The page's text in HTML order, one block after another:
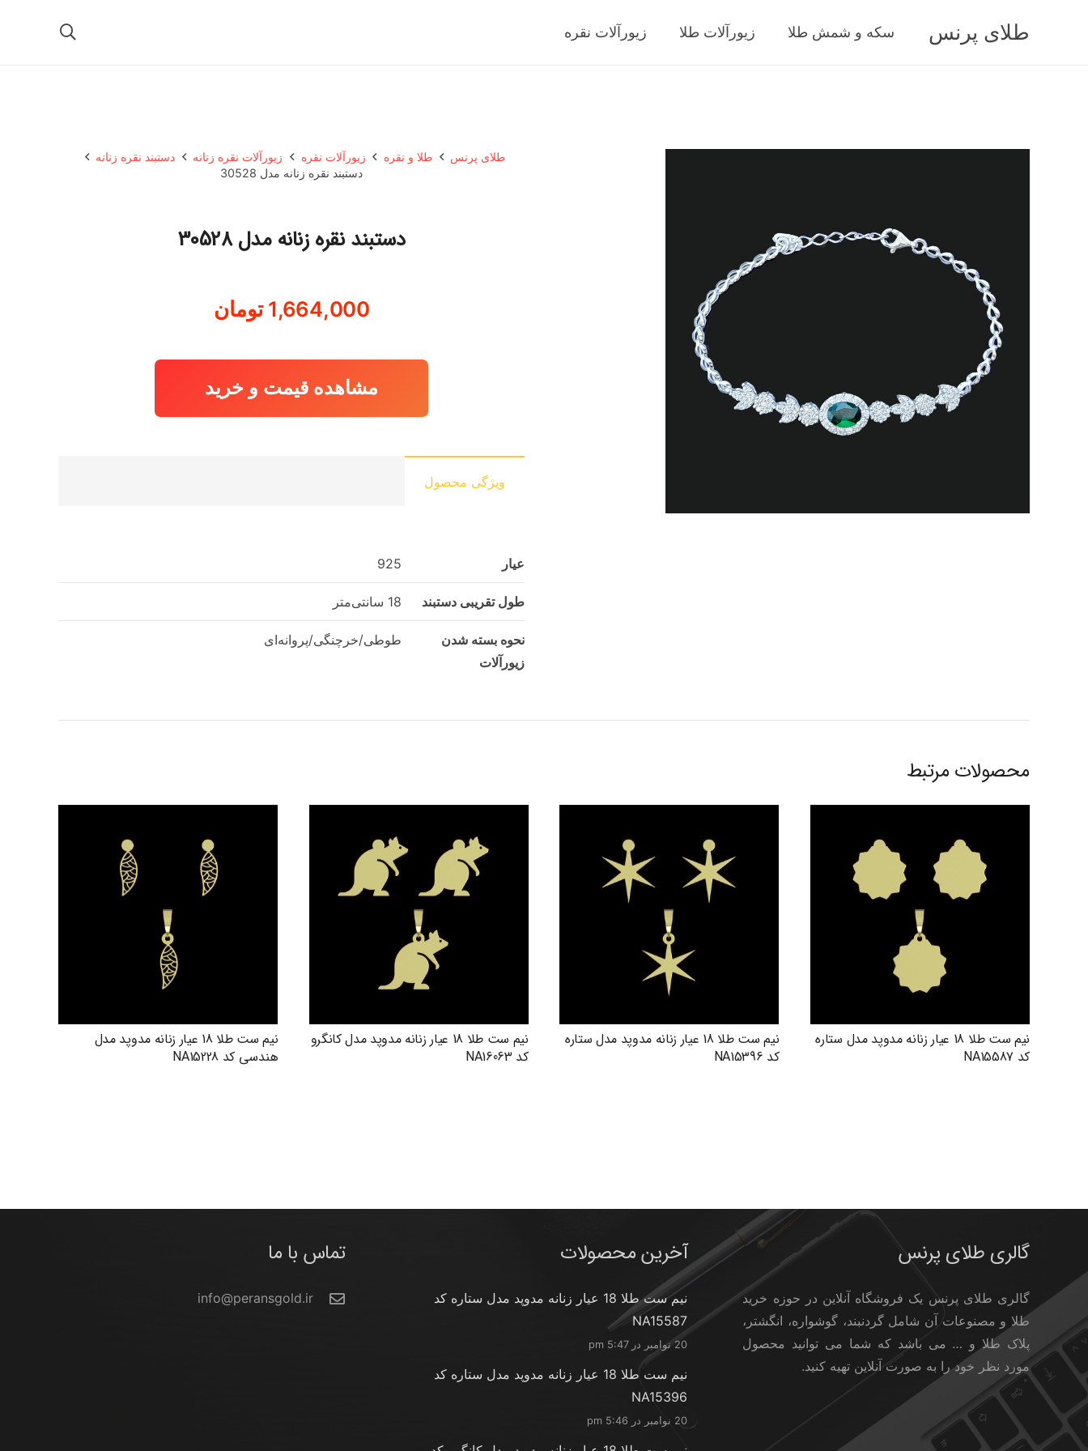
طلای پرنس سکه و شمش طلا زیورآلات طلا زیورآلات نقره
طلای پرنس طلا و نقره زیورآلات نقره زیورآلات نقره زنانه
دستبند نقره زنانه
دستبند نقره زنانه مدل 30528
دستبند نقره زنانه مدل 30528
1,664,000 تومان
مشاهده قیمت و خرید
ویژگی محصول
عیار 925
طول تقریبی دستبند 18 سانتی‌متر
نحوه بسته شدن
زیورآلات
طوطی/خرچنگی/پروانه‌ای
محصولات مرتبط
نیم ست طلا 18 عیار زنانه مدوپد مدل ستاره
کد NA15587
نیم ست طلا 18 عیار زنانه مدوپد مدل ستاره
کد NA15396
نیم ست طلا 18 عیار زنانه مدوپد مدل کانگرو
کد NA16063
نیم ست طلا 18 عیار زنانه مدوپد مدل
هندسی کد NA15228
گالری طلای پرنس
گالری طلای پرنس یک فروشگاه آنلاین در حوزه خرید
طلا و مصنوعات آن شامل گردنبند، گوشواره، انگشتر،
پلاک طلا و … می باشد که شما می توانید محصول
مورد نظر خود را به صورت آنلاین تهیه کنید.
آخرین محصولات
نیم ست طلا 18 عیار زنانه مدوپد مدل ستاره کد
NA15587
20 نوامبر در 5:47 pm
نیم ست طلا 18 عیار زنانه مدوپد مدل ستاره کد
NA15396
20 نوامبر در 5:46 pm
تماس با ما
info@peransgold.ir